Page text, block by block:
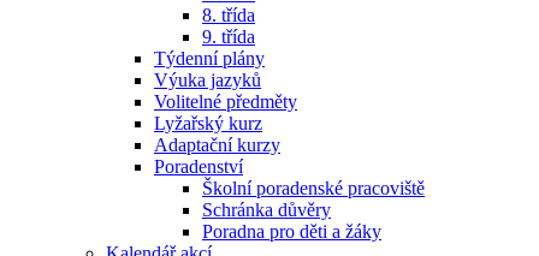
8. třída
9. třída
Týdenní plány
Výuka jazyků
Volitelné předměty
Lyžařský kurz
Adaptační kurzy
Poradenství
Školní poradenské pracoviště
Schránka důvěry
Poradna pro děti a žáky